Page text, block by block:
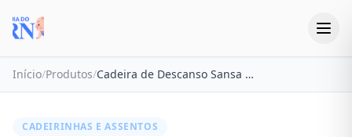
Início/Produtos/ Cadeira de Descanso Sansa 2 em 1 Joie
CADEIRINHAS E ASSENTOS